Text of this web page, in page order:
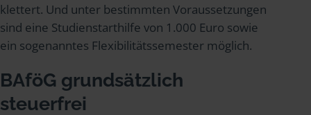
klettert. Und unter bestimmten Voraussetzungen
sind eine Studienstarthilfe von 1.000 Euro sowie
ein sogenanntes Flexibilitätssemester möglich.
BAföG grundsätzlich
steuerfrei